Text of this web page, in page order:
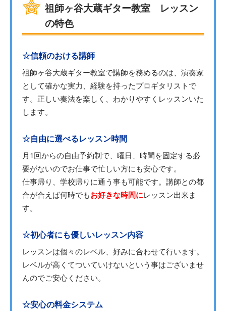
祖師ヶ谷大蔵ギター教室 レッスン
の特色
☆信頼のおける講師
祖師ヶ谷大蔵ギター教室で講師を務めるのは、演奏家
として確かな実力、経験を持ったプロギタリストで
す。正しい奏法を楽しく、わかりやすくレッスンいた
します。
☆自由に選べるレッスン時間
月1回からの自由予約制で、曜日、時間を固定する必
要がないのでお仕事で忙しい方にも安心です。
仕事帰り、学校帰りに通う事も可能です。講師との都
合が合えば何時でもお好きな時間にレッスン出来ま
す。
☆初心者にも優しいレッスン内容
レッスンは個々のレベル、好みに合わせて行います。
レベルが高くてついていけないという事はございませ
んのでご安心ください。
☆安心の料金システム